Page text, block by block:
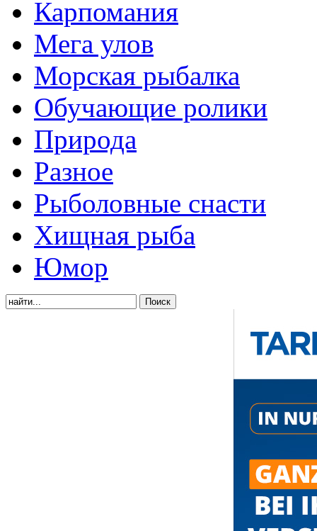
Карпомания
Мега улов
Морская рыбалка
Обучающие ролики
Природа
Разное
Рыболовные снасти
Хищная рыба
Юмор